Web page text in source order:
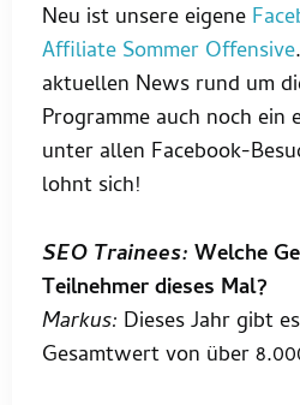
Neu ist unsere eigene
Affiliate Sommer Offensive
aktuellen News rund um
Programme auch noch
unter allen Facebook-
lohnt sich!
SEO Trainees: Welche
Teilnehmer dieses Mal?
Markus: Dieses Jahr gibt
Gesamtwert von über